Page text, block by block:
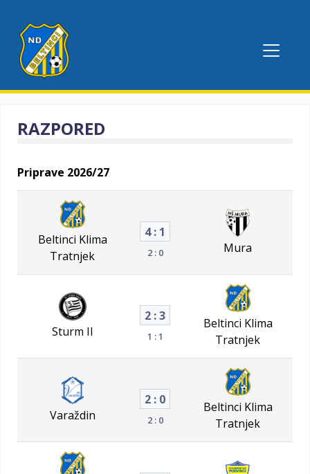
RAZPORED
Priprave 2026/27
Beltinci Klima
Tratnjek
4 : 1
2 : 0 Mura
Sturm II
2 : 3
1 : 1
Beltinci Klima
Tratnjek
Varaždin
2 : 0
2 : 0
Beltinci Klima
Tratnjek